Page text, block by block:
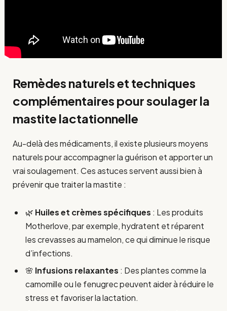
Remèdes naturels et techniques
complémentaires pour soulager la
mastite lactationnelle
Au-delà des médicaments, il existe plusieurs moyens
naturels pour accompagner la guérison et apporter un
vrai soulagement. Ces astuces servent aussi bien à
prévenir que traiter la mastite :
🌿 Huiles et crèmes spécifiques : Les produits
Motherlove, par exemple, hydratent et réparent
les crevasses au mamelon, ce qui diminue le risque
d’infections.
🌸 Infusions relaxantes : Des plantes comme la
camomille ou le fenugrec peuvent aider à réduire le
stress et favoriser la lactation.